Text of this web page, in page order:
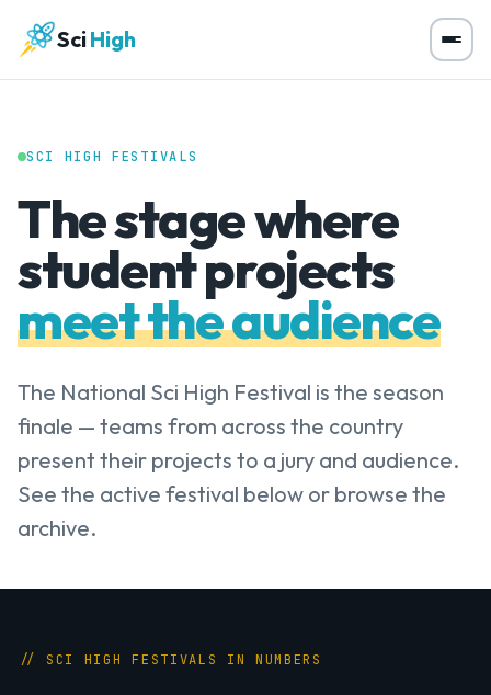
SciHigh
SCI HIGH FESTIVALS
The stage where
student projects
meet the audience
The National Sci High Festival is the season
finale — teams from across the country
present their projects to a jury and audience.
See the active festival below or browse the
archive.
// SCI HIGH FESTIVALS IN NUMBERS